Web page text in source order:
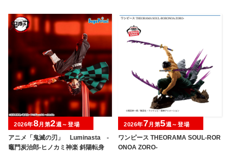
アニメ「鬼滅の刃」 Luminasta ‐
竈門炭治郎‐ヒノカミ神楽 斜陽転身
2026年8月第2週～登場
ワンピース THEORAMA SOUL-ROR
ONOA ZORO-
2026年7月第5週～登場